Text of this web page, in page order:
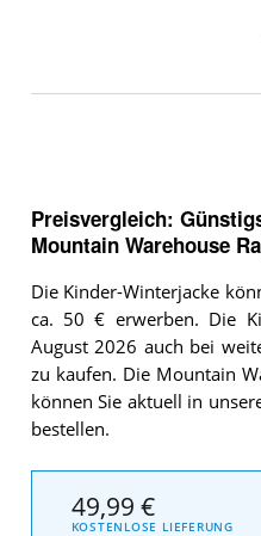
Preisvergleich:
Mountain Warehouse
Die Kinder-Winterjacke
ca. 50 € erwerben. Die
August 2026 auch bei
zu kaufen. Die Mountain
können Sie aktuell in
bestellen.
49,99 €
KOSTENLOSE LIEFERUNG